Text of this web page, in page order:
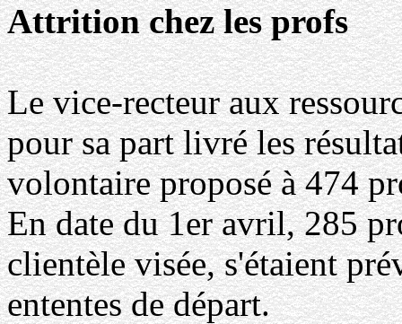
Attrition chez les profs
Le vice-recteur aux
pour sa part livré les
volontaire proposé à 474
En date du 1er avril, 285
clientèle visée, s'étaient
ententes de départ.